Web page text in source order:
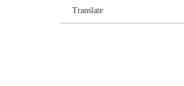
Translate